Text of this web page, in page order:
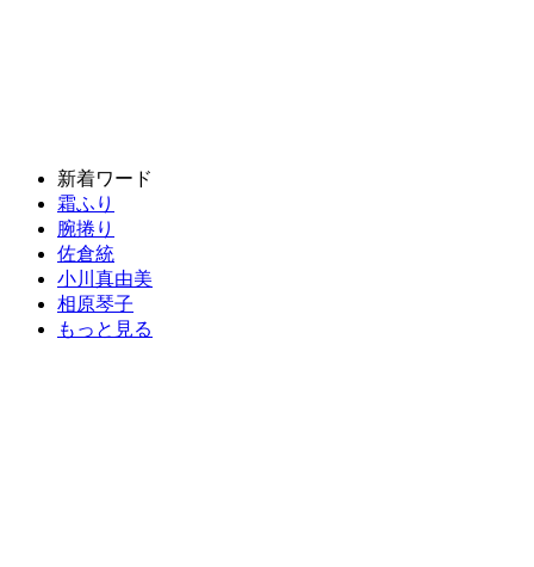
新着ワード
霜ふり
腕捲り
佐倉統
小川真由美
相原琴子
もっと見る